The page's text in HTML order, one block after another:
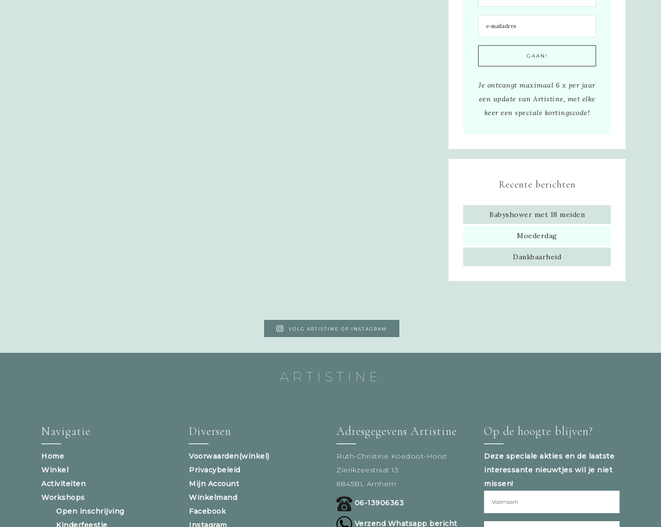
Je ontvangt maximaal 6 x per jaar
een update van Artistine, met elke
keer een speciale kortingscode!
Recente berichten
Babyshower met 18 meiden
Moederdag
Dankbaarheid
VOLG ARTISTINE OP INSTAGRAM
ARTISTINE
Navigatie
Home
Winkel
Activiteiten
Workshops
Open inschrijving
Kinderfeestje
Diversen
Voorwaarden(winkel)
Privacybeleid
Mijn Account
Winkelmand
Facebook
Instagram
Adresgegevens Artistine
Ruth-Christine Koedoot-Horst
Zierikzeestraat 13
6845BL Arnhem
06-13906363
Verzend Whatsapp bericht
Op de hoogte blijven?
Deze speciale akties en de laatste
interessante nieuwtjes wil je niet
missen!